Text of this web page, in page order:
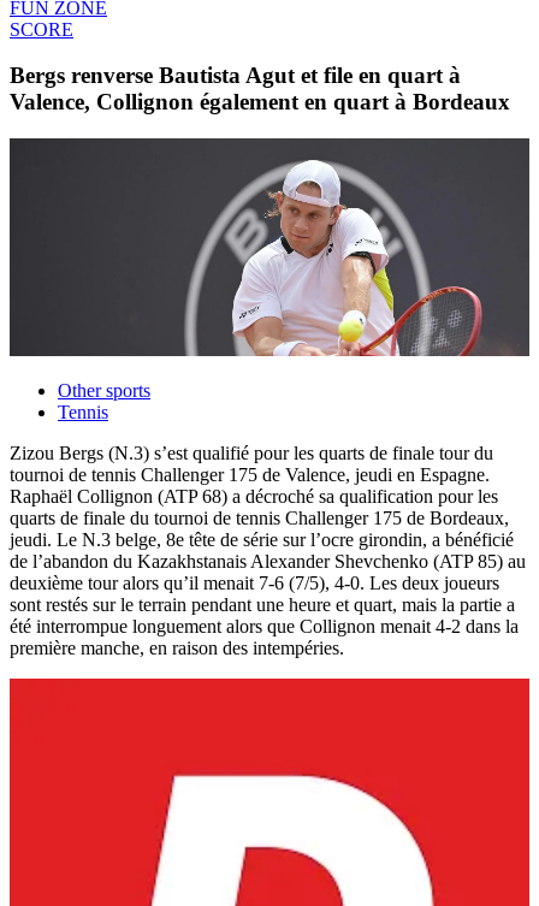
FUN ZONE
SCORE
Bergs renverse Bautista Agut et file en quart à
Valence, Collignon également en quart à Bordeaux
Other sports
Tennis
Zizou Bergs (N.3) s’est qualifié pour les quarts de finale tour du
tournoi de tennis Challenger 175 de Valence, jeudi en Espagne.
Raphaël Collignon (ATP 68) a décroché sa qualification pour les
quarts de finale du tournoi de tennis Challenger 175 de Bordeaux,
jeudi. Le N.3 belge, 8e tête de série sur l’ocre girondin, a bénéficié
de l’abandon du Kazakhstanais Alexander Shevchenko (ATP 85) au
deuxième tour alors qu’il menait 7-6 (7/5), 4-0. Les deux joueurs
sont restés sur le terrain pendant une heure et quart, mais la partie a
été interrompue longuement alors que Collignon menait 4-2 dans la
première manche, en raison des intempéries.